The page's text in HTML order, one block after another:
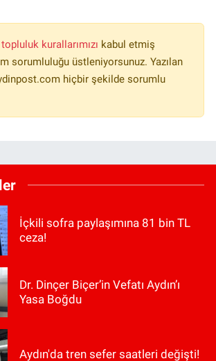
topluluk kurallarımızı kabul etmiş
sorumluluğu üstleniyorsunuz. Yazılan
hiçbir şekilde sorumlu
İçkili sofra paylaşımına 81 bin TL
ceza!
Dr. Dinçer Biçer’in Vefatı Aydın’ı
Yasa Boğdu
Aydın'da tren sefer saatleri değişti!